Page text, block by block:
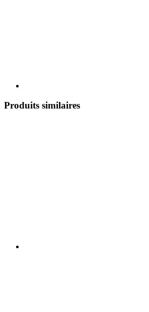
Produits similaires